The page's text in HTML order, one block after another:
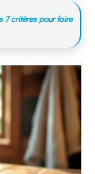
7 critères pour faire